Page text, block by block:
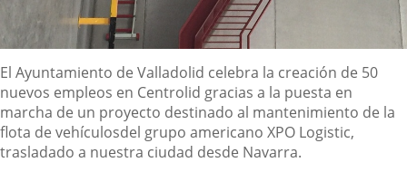
Descripción
El Ayuntamiento de Valladolid celebra la creación de 50
nuevos empleos en Centrolid gracias a la puesta en
marcha de un proyecto destinado al mantenimiento de la
flota de vehículosdel grupo americano XPO Logistic,
trasladado a nuestra ciudad desde Navarra.